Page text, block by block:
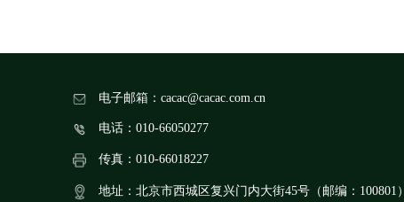
电子邮箱：cacac@cacac.com.cn
电话：010-66050277
传真：010-66018227
地址：北京市西城区复兴门内大街45号（邮编：100801）